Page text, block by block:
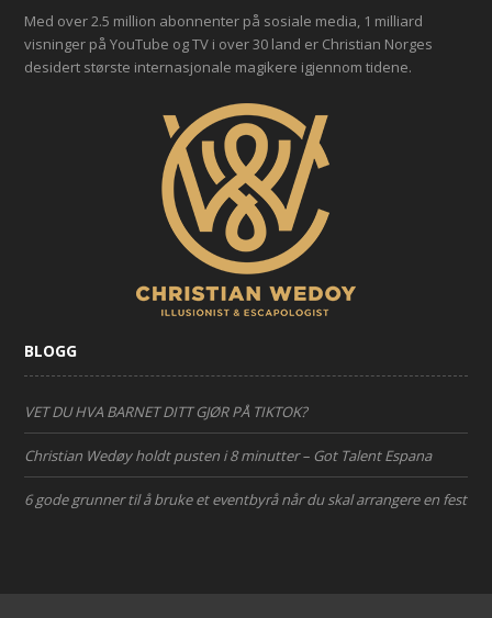
Med over 2.5 million abonnenter på sosiale media, 1 milliard
visninger på YouTube og TV i over 30 land er Christian Norges
desidert største internasjonale magikere igjennom tidene.
BLOGG
VET DU HVA BARNET DITT GJØR PÅ TIKTOK?
Christian Wedøy holdt pusten i 8 minutter – Got Talent Espana
6 gode grunner til å bruke et eventbyrå når du skal arrangere en fest